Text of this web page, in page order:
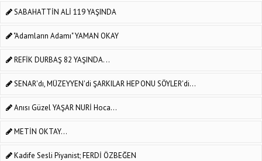
SABAHATTİN ALİ 119 YAŞINDA
"Adamların Adamı" YAMAN OKAY
REFİK DURBAŞ 82 YAŞINDA. ..
SENAR'dı, MÜZEYYEN'di ŞARKILAR HEP ONU SÖYLER'di...
Anısı Güzel YAŞAR NURİ Hoca...
METİN OKTAY...
Kadife Sesli Piyanist; FERDİ ÖZBEĞEN